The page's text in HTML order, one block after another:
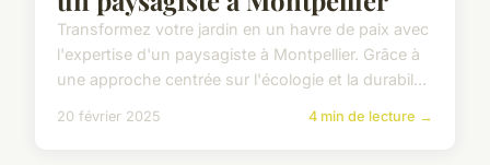
Transformez votre jardin en un havre de paix avec
l'expertise d'un paysagiste à Montpellier. Grâce à
une approche centrée sur l'écologie et la durabil...
20 février 2025 4 min de lecture →